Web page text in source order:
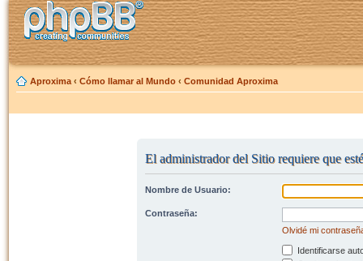
Aproxima ‹ Cómo llamar al Mundo ‹ Comunidad Aproxima
El administrador del Sitio requiere que
Nombre de Usuario:
Contraseña:
Olvidé mi
Identificarse